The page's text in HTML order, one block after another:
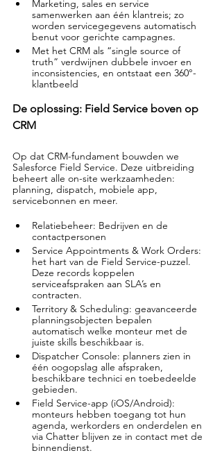
Marketing, sales en service
samenwerken aan één klantreis; zo
worden servicegegevens automatisch
benut voor gerichte campagnes.
Met het CRM als “single source of
truth” verdwijnen dubbele invoer en
inconsistencies, en ontstaat een 360°-
klantbeeld
De oplossing: Field Service boven op
CRM
Op dat CRM-fundament bouwden we
Salesforce Field Service. Deze uitbreiding
beheert alle on-site werkzaamheden:
planning, dispatch, mobiele app,
servicebonnen en meer.
Relatiebeheer: Bedrijven en de
contactpersonen
Service Appointments & Work Orders:
het hart van de Field Service-puzzel.
Deze records koppelen
serviceafspraken aan SLA’s en
contracten.
Territory & Scheduling: geavanceerde
planningsobjecten bepalen
automatisch welke monteur met de
juiste skills beschikbaar is.
Dispatcher Console: planners zien in
één oogopslag alle afspraken,
beschikbare technici en toebedeelde
gebieden.
Field Service-app (iOS/Android):
monteurs hebben toegang tot hun
agenda, werkorders en onderdelen en
via Chatter blijven ze in contact met de
binnendienst.